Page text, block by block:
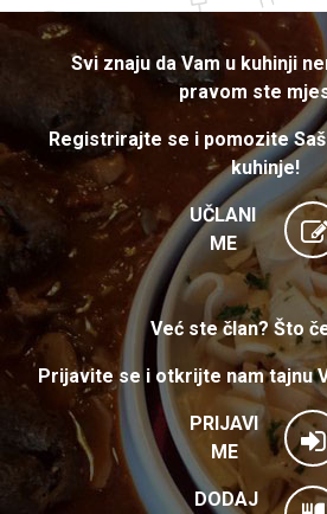
Svi znaju da Vam u kuhinji
pravom ste
Registrirajte se i pomozite
kuhinje!
UČLANI
ME
Već ste član? Što
Prijavite se i otkrijte nam tajnu
PRIJAVI
ME
DODAJ